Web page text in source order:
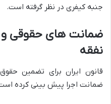
جنبه کیفری در نظر گرفته است.
ضمانت های حقوقی
نفقه
قانون ایران برای تضمین
ضمانت اجرا پیش بینی کرده